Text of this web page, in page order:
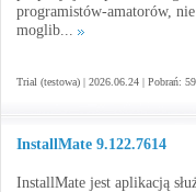
programistów-amatorów,
moglib...
Trial (testowa) | 2026.06.24 | Pobrań:
InstallMate 9.122.7614
InstallMate jest aplikacją